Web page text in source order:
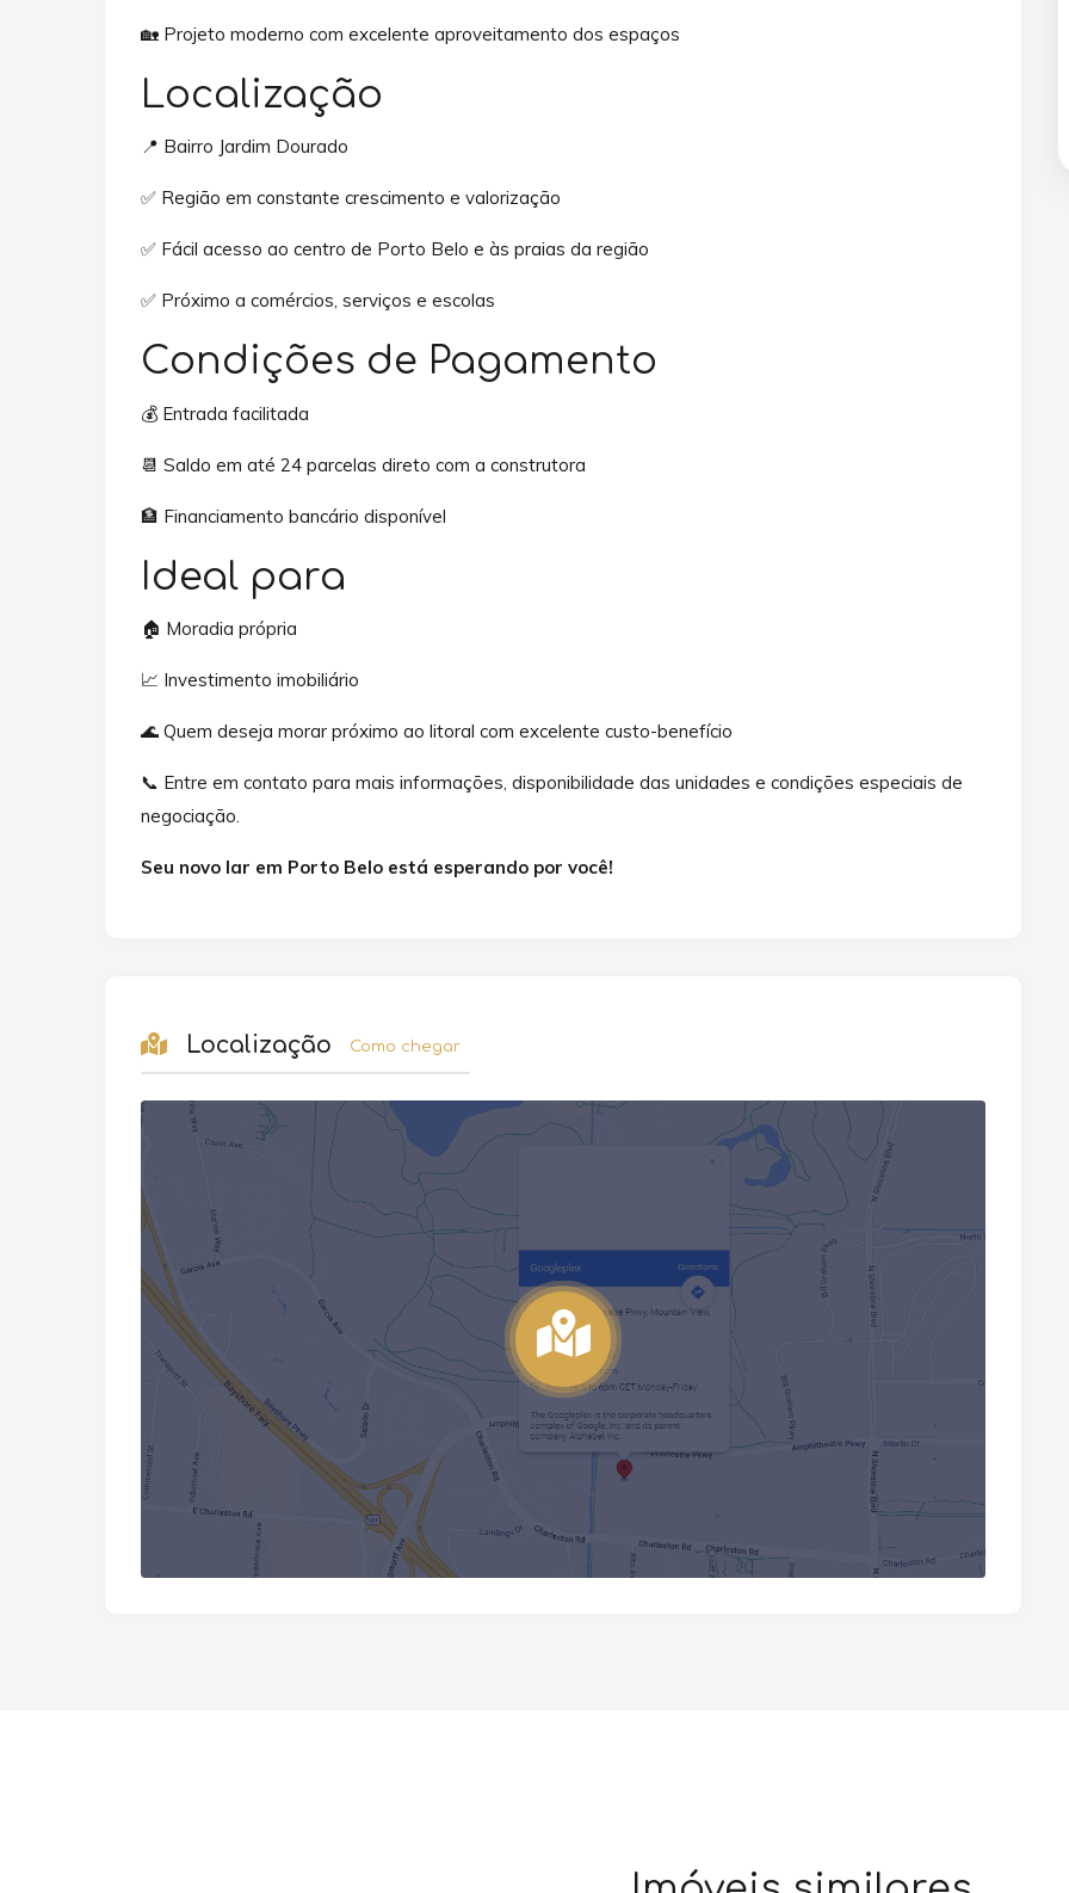
🏡 Projeto moderno com excelente aproveitamento dos espaços
Localização
📍 Bairro Jardim Dourado
✅ Região em constante crescimento e valorização
✅ Fácil acesso ao centro de Porto Belo e às praias da região
✅ Próximo a comércios, serviços e escolas
Condições de Pagamento
💰 Entrada facilitada
📆 Saldo em até 24 parcelas direto com a construtora
🏦 Financiamento bancário disponível
Ideal para
🏠 Moradia própria
📈 Investimento imobiliário
🌊 Quem deseja morar próximo ao litoral com excelente custo-benefício
📞 Entre em contato para mais informações, disponibilidade das unidades e condições especiais de
negociação.
Seu novo lar em Porto Belo está esperando por você!
Localização Como chegar